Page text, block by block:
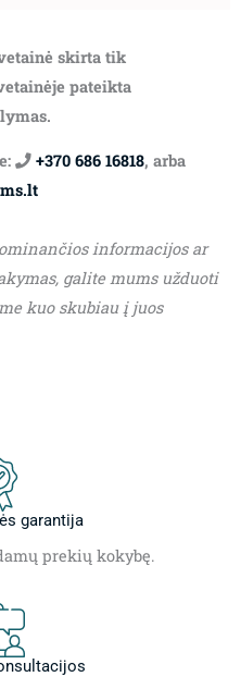
skirta tik
pateikta
+370 686 16818, arba
informacijos ar
galite mums užduoti
kuo skubiau į juos
garantija
prekių kokybę.